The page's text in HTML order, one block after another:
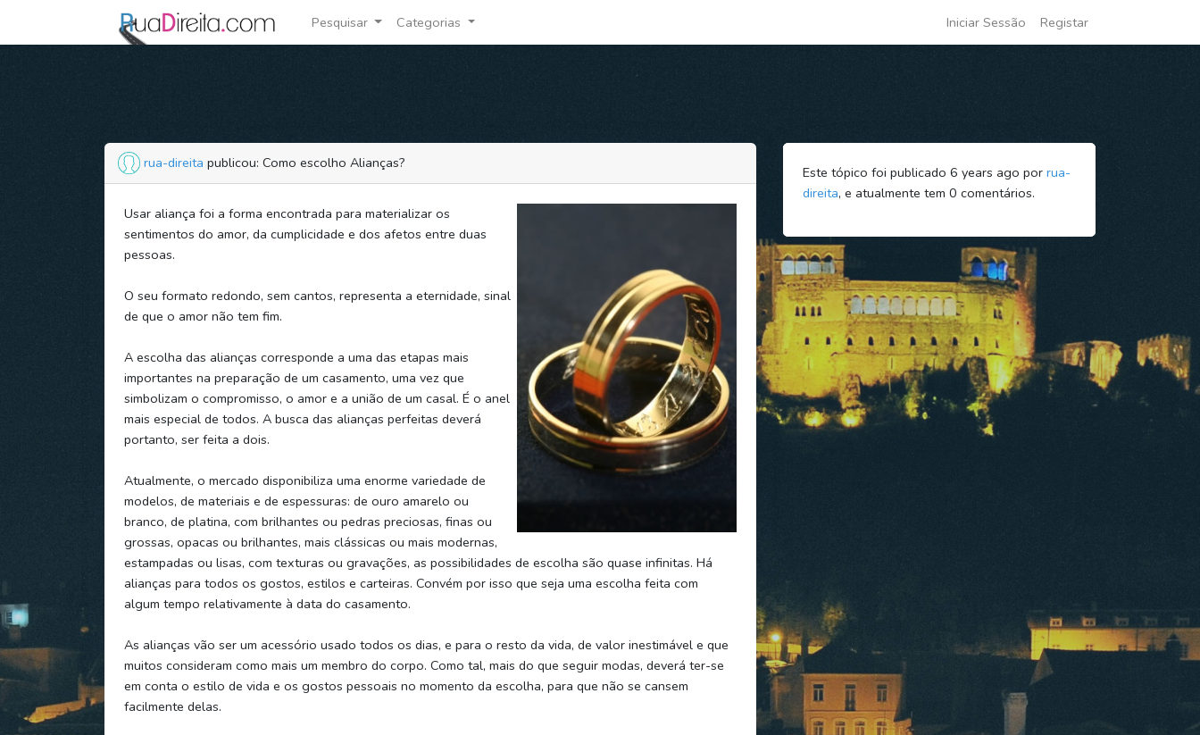
Pesquisar Categorias Iniciar Sessão Registar
rua-direita publicou: Como escolho Alianças?
Usar aliança foi a forma encontrada para materializar os
sentimentos do amor, da cumplicidade e dos afetos entre duas
pessoas.
O seu formato redondo, sem cantos, representa a eternidade, sinal
de que o amor não tem fim.
A escolha das alianças corresponde a uma das etapas mais
importantes na preparação de um casamento, uma vez que
simbolizam o compromisso, o amor e a união de um casal. É o anel
mais especial de todos. A busca das alianças perfeitas deverá
portanto, ser feita a dois.
Atualmente, o mercado disponibiliza uma enorme variedade de
modelos, de materiais e de espessuras: de ouro amarelo ou
branco, de platina, com brilhantes ou pedras preciosas, finas ou
grossas, opacas ou brilhantes, mais clássicas ou mais modernas,
estampadas ou lisas, com texturas ou gravações, as possibilidades de escolha são quase infinitas. Há
alianças para todos os gostos, estilos e carteiras. Convém por isso que seja uma escolha feita com
algum tempo relativamente à data do casamento.
As alianças vão ser um acessório usado todos os dias, e para o resto da vida, de valor inestimável e que
muitos consideram como mais um membro do corpo. Como tal, mais do que seguir modas, deverá ter-se
em conta o estilo de vida e os gostos pessoais no momento da escolha, para que não se cansem
facilmente delas.
Este tópico foi publicado 6 years ago por rua-
direita, e atualmente tem 0 comentários.